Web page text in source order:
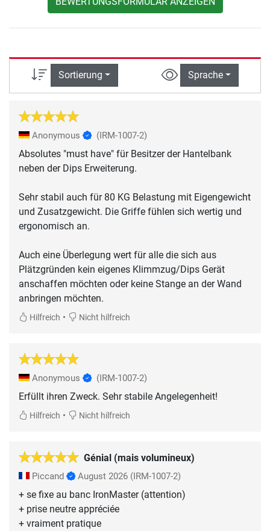
Sortierung Sprache
Anonymous (IRM-1007-2)
Absolutes "must have" für Besitzer der Hantelbank
neben der Dips Erweiterung.
Sehr stabil auch für 80 KG Belastung mit Eigengewicht
und Zusatzgewicht. Die Griffe fühlen sich wertig und
ergonomisch an.
Auch eine Überlegung wert für alle die sich aus
Plätzgründen kein eigenes Klimmzug/Dips Gerät
anschaffen möchten oder keine Stange an der Wand
anbringen möchten.
Hilfreich • Nicht hilfreich
Anonymous (IRM-1007-2)
Erfüllt ihren Zweck. Sehr stabile Angelegenheit!
Hilfreich • Nicht hilfreich
Génial (mais volumineux)
Piccand August 2026 (IRM-1007-2)
+ se fixe au banc IronMaster (attention)
+ prise neutre appréciée
+ vraiment pratique